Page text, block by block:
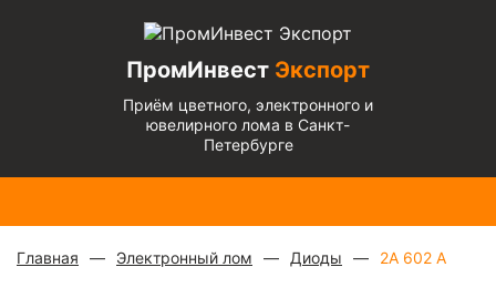
ПромИнвест Экспорт
Приём цветного, электронного и
ювелирного лома в Санкт-
Петербурге
Медь
кг
Радиаторы
310 ₽/кг
Медный
кг
Алюминиевый
₽/кг
Главная Электронный лом Диоды 2А 602 А